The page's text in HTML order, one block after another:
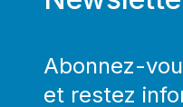
Abonnez-
et restez